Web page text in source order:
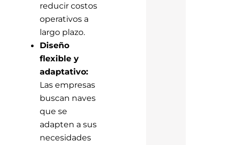
reducir costos
operativos a
largo plazo.
Diseño
flexible y
adaptativo:
Las empresas
buscan naves
que se
adapten a sus
necesidades